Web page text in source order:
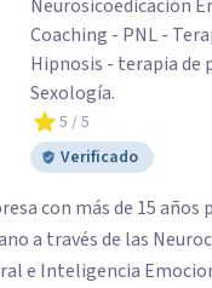
Neurosicoedicación
Coaching - PNL -
Hipnosis - terapia de
Sexología.
5 / 5
Verificado
con más de 15 años
a través de las
e Inteligencia